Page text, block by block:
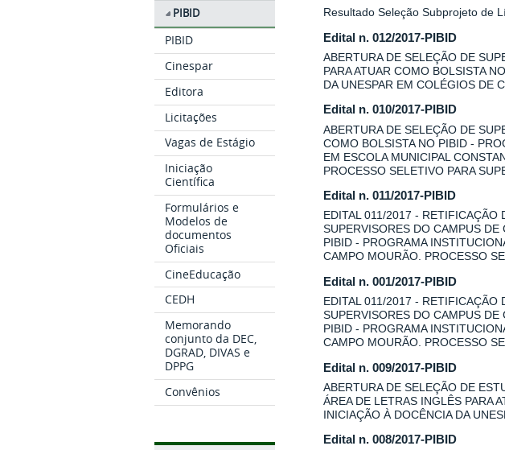
PIBID
PIBID
Cinespar
Editora
Licitações
Vagas de Estágio
Iniciação
Científica
Formulários e
Modelos de
documentos
Oficiais
CineEducação
CEDH
Memorando
conjunto da DEC,
DGRAD, DIVAS e
DPPG
Convênios
Resultado Seleção Subprojeto de
Edital n. 012/2017-PIBID
ABERTURA DE SELEÇÃO DE
PARA ATUAR COMO BOLSISTA
DA UNESPAR EM COLÉGIOS DE
Edital n. 010/2017-PIBID
ABERTURA DE SELEÇÃO DE
COMO BOLSISTA NO PIBID -
EM ESCOLA MUNICIPAL
PROCESSO SELETIVO PARA
Edital n. 011/2017-PIBID
EDITAL 011/2017 - RETIFICAÇÃO
SUPERVISORES DO CAMPUS DE
PIBID - PROGRAMA
CAMPO MOURÃO. PROCESSO
Edital n. 001/2017-PIBID
EDITAL 011/2017 - RETIFICAÇÃO
SUPERVISORES DO CAMPUS DE
PIBID - PROGRAMA
CAMPO MOURÃO. PROCESSO
Edital n. 009/2017-PIBID
ABERTURA DE SELEÇÃO DE
ÁREA DE LETRAS INGLÊS PARA
INICIAÇÃO À DOCÊNCIA DA
Edital n. 008/2017-PIBID